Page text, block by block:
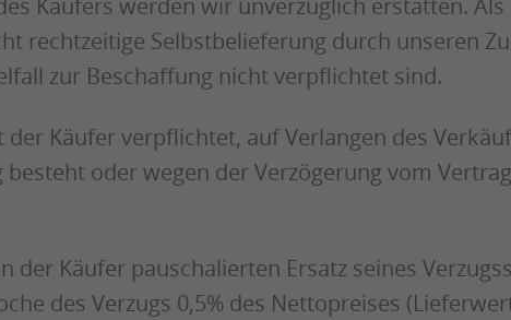
rechtzeitige Selbstbelieferung durch unseren
zur Beschaffung nicht verpflichtet sind.
Käufer verpflichtet, auf Verlangen des
oder wegen der Verzögerung vom
der Käufer pauschalierten Ersatz seines
des Verzugs 0,5% des Nettopreises